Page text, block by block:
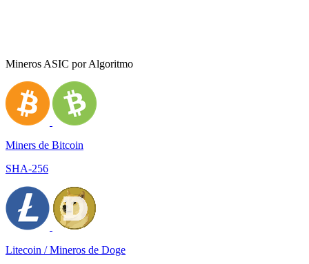
Mineros ASIC por Algoritmo
Miners de Bitcoin
SHA-256
Litecoin / Mineros de Doge